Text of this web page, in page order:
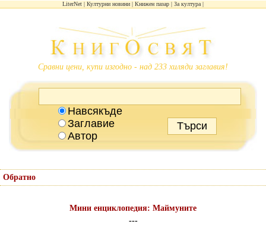
LiterNet Културни новини Книжен пазар За култура
Сравни цени, купи изгодно - над 233 хиляди заглавия!
Навсякъде
Заглавие
Автор
Обратно
Мини енциклопедия: Маймуните
---